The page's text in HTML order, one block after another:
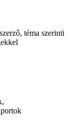
téma szerinti